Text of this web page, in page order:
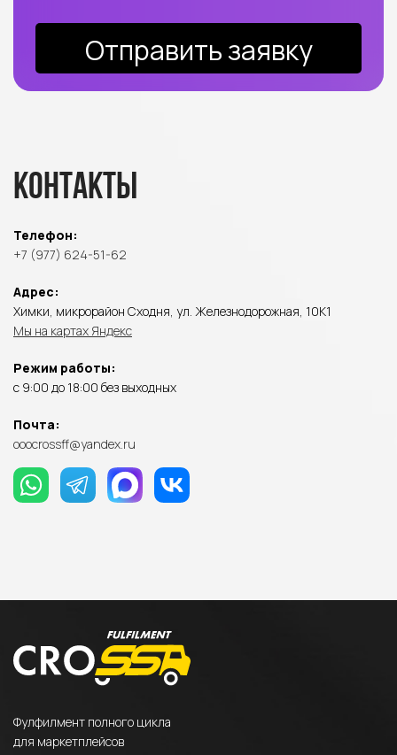
Отправить заявку
Контакты
Телефон:
+7 (977) 624-51-62
Адрес:
Химки, микрорайон Сходня, ул. Железнодорожная, 10К1
Мы на картах Яндекс
Режим работы:
с 9:00 до 18:00 без выходных
Почта:
ooocrossff@yandex.ru
Фулфилмент полного цикла
для маркетплейсов